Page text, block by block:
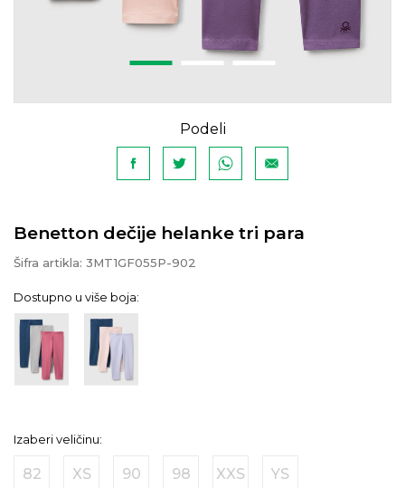
Podeli
Benetton dečije helanke tri para
Šifra artikla: 3MT1GF055P-902
Dostupno u više boja:
Izaberi veličinu:
82 XS 90 98 XXS YS